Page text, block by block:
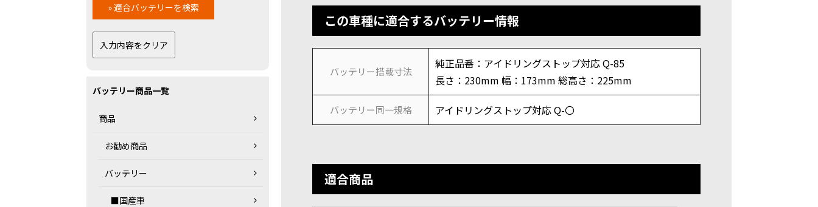
この車種に適合するバッテリー情報
バッテリー搭載寸法
純正品番：アイドリングストップ対応 Q-85
長さ：230mm 幅：173mm 総高さ：225mm
バッテリー同一規格 アイドリングストップ対応 Q-〇
適合商品
バッテリー商品一覧
商品
お勧め商品
バッテリー
■国産車